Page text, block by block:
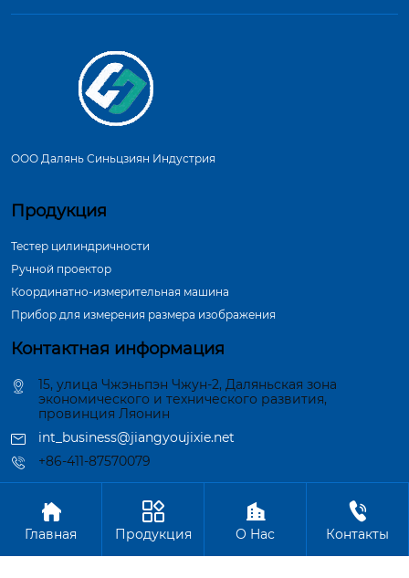
ООО Далянь Синьцзиян Индустрия
Продукция
Тестер цилиндричности
Ручной проектор
Координатно-измерительная машина
Прибор для измерения размера изображения
Контактная информация
15, улица Чжэньпэн Чжун-2, Даляньская зона
экономического и технического развития,
провинция Ляонин
int_business@jiangyoujixie.net
+86-411-87570079
Авторское право©ООО Далянь Синьцзиян Индустрия

Главная

Продукция

О Hас

Контакты